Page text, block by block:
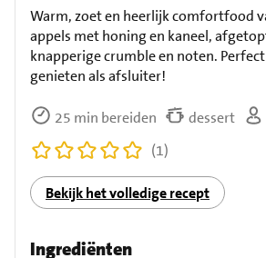
Warm, zoet en heerlijk comfortfood
appels met honing en kaneel,
knapperige crumble en noten.
genieten als afsluiter!
25 min bereiden dessert
(1)
Bekijk het volledige recept
Ingrediënten